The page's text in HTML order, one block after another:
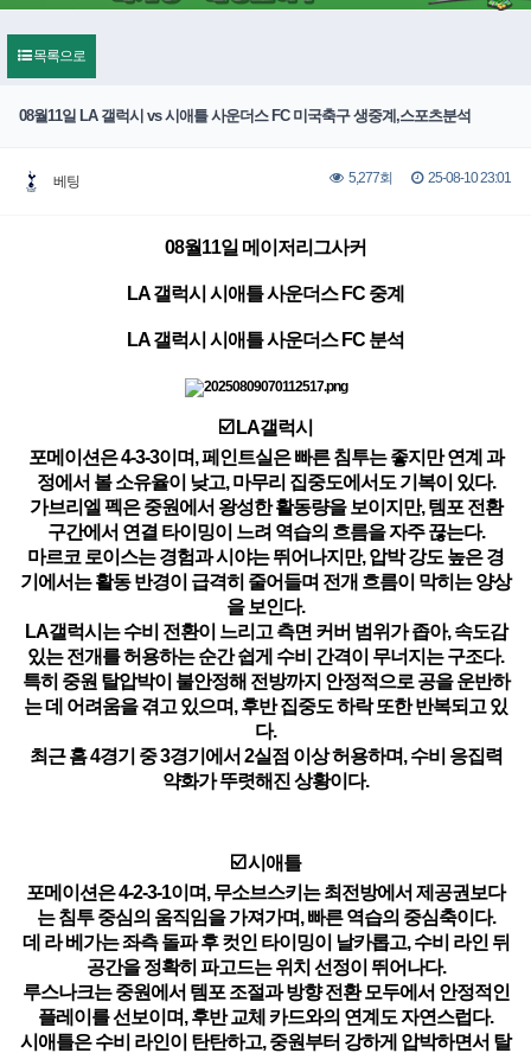
목록으로
08월11일 LA 갤럭시 vs 시애틀 사운더스 FC 미국축구 생중계,스포츠분석
베팅 5,277회 25-08-10 23:01
08월11일 메이저리그사커
LA 갤럭시 시애틀 사운더스 FC 중계
LA 갤럭시 시애틀 사운더스 FC 분석
☑️ LA갤럭시
포메이션은 4-3-3이며, 페인트실은 빠른 침투는 좋지만 연계 과
정에서 볼 소유율이 낮고, 마무리 집중도에서도 기복이 있다.
가브리엘 펙은 중원에서 왕성한 활동량을 보이지만, 템포 전환
구간에서 연결 타이밍이 느려 역습의 흐름을 자주 끊는다.
마르코 로이스는 경험과 시야는 뛰어나지만, 압박 강도 높은 경
기에서는 활동 반경이 급격히 줄어들며 전개 흐름이 막히는 양상
을 보인다.
LA갤럭시는 수비 전환이 느리고 측면 커버 범위가 좁아, 속도감
있는 전개를 허용하는 순간 쉽게 수비 간격이 무너지는 구조다.
특히 중원 탈압박이 불안정해 전방까지 안정적으로 공을 운반하
는 데 어려움을 겪고 있으며, 후반 집중도 하락 또한 반복되고 있
다.
최근 홈 4경기 중 3경기에서 2실점 이상 허용하며, 수비 응집력
약화가 뚜렷해진 상황이다.
☑️ 시애틀
포메이션은 4-2-3-1이며, 무소브스키는 최전방에서 제공권보다
는 침투 중심의 움직임을 가져가며, 빠른 역습의 중심축이다.
데 라 베가는 좌측 돌파 후 컷인 타이밍이 날카롭고, 수비 라인 뒤
공간을 정확히 파고드는 위치 선정이 뛰어나다.
루스나크는 중원에서 템포 조절과 방향 전환 모두에서 안정적인
플레이를 선보이며, 후반 교체 카드와의 연계도 자연스럽다.
시애틀은 수비 라인이 탄탄하고, 중원부터 강하게 압박하면서 탈